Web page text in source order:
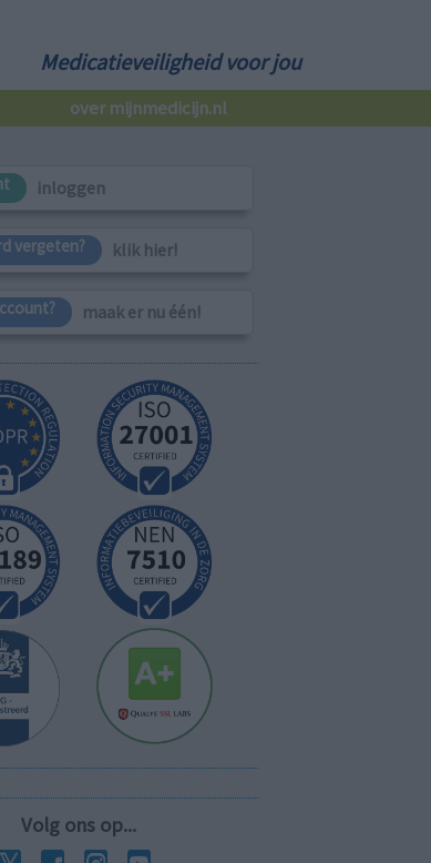
Medicatieveiligheid voor jou
over mijnmedicijn.nl
inloggen
vergeten? klik hier!
maak er nu één!
Volg ons op...